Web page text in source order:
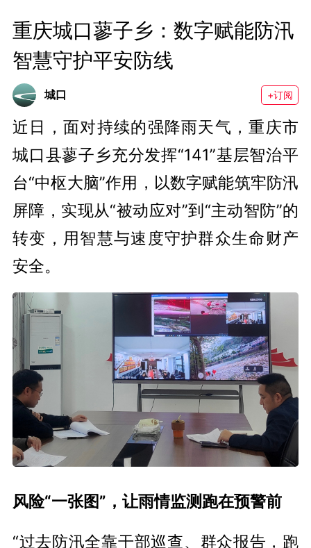
重庆城口蓼子乡：数字赋能防汛
智慧守护平安防线
城口 +订阅
近日，面对持续的强降雨天气，重庆市
城口县蓼子乡充分发挥“141”基层智治平
台“中枢大脑”作用，以数字赋能筑牢防汛
屏障，实现从“被动应对”到“主动智防”的
转变，用智慧与速度守护群众生命财产
安全。
风险“一张图”，让雨情监测跑在预警前
“过去防汛全靠干部巡查、群众报告，跑